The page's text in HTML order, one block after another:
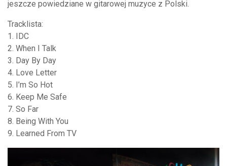
jeszcze powiedziane w gitarowej muzyce z Polski.
Tracklista:
1. IDC
2. When I Talk
3. Day By Day
4. Love Letter
5. I’m So Hot
6. Keep Me Safe
7. So Far
8. Being With You
9. Learned From TV